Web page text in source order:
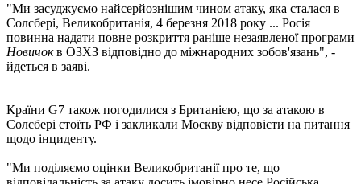
"Ми засуджуємо найсерйознішим чином атаку, яка сталася в
Солсбері, Великобританія, 4 березня 2018 року ... Росія
повинна надати повне розкриття раніше незаявленої програми
Новичокв ОЗХЗ відповідно до міжнародних зобов'язань", -
йдеться в заяві.
Країни G7 також погодилися з Британією, що за атакою в
Солсбері стоїть РФ і закликали Москву відповісти на питання
щодо інциденту.
"Ми поділяємо оцінки Великобританії про те, що